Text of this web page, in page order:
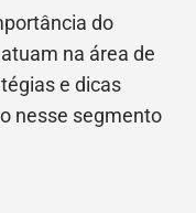
do
na área de
e dicas
nesse segmento